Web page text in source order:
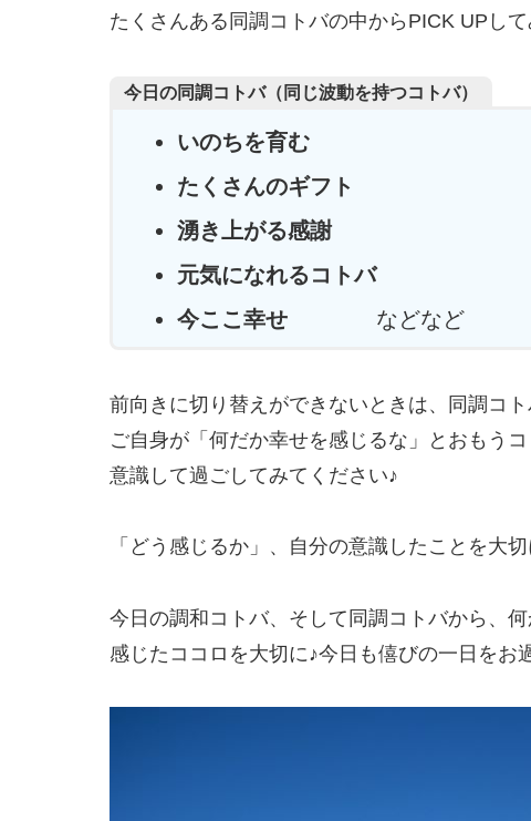
たくさんある同調コトバの中からPICK UPして
今日の同調コトバ（同じ波動を持つコトバ）
いのちを育む
たくさんのギフト
湧き上がる感謝
元気になれるコトバ
今ここ幸せ などなど
前向きに切り替えができないときは、同調コ
ご自身が「何だか幸せを感じるな」とおもう
意識して過ごしてみてください♪
「どう感じるか」、自分の意識したことを大
今日の調和コトバ、そして同調コトバから、
感じたココロを大切に♪今日も僖びの一日をお